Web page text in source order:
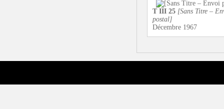
T III 25 [Sans Titre –
postal]
Décembre 1967